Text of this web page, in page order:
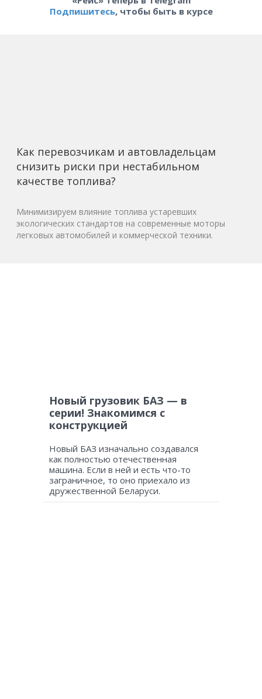
Подпишитесь, чтобы быть в курсе
Как перевозчикам и автовладельцам
снизить риски при нестабильном
качестве топлива?
Минимизируем влияние топлива устаревших
экологических стандартов на современные моторы
легковых автомобилей и коммерческой техники.
Новый грузовик БАЗ — в
серии! Знакомимся с
конструкцией
Новый БАЗ изначально создавался
как полностью отечественная
машина. Если в ней и есть что-то
заграничное, то оно приехало из
дружественной Беларуси.